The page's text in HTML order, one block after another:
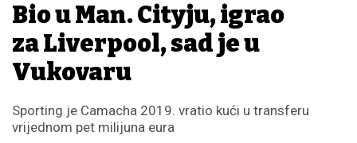
Bio u Man. Cityju, igrao
za Liverpool, sad je u
Vukovaru
Sporting je Camacha 2019. vratio kući u transferu
vrijednom pet milijuna eura